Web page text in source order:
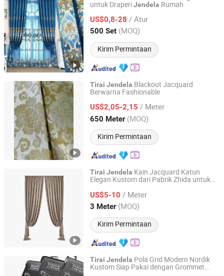
untuk DraperiJendela Rumah
US$0,8-28 / Atur
500 Set (MOQ)
Kirim Permintaan
Chengdu Molee Textile Co., Ltd.
Sichuan, China Harga mulai 2023
Tirai Jendela Blackout Jacquard
Berwarna Fashionable
US$2,05-2,15 / Meter
650 Meter (MOQ)
Kirim Permintaan
Shaoxing Honsam Textile Co., Ltd.
Zhejiang, China Harga mulai 2020
Tirai Jendela Kain Jacquard Katun
Elegan Kustom dari Pabrik Zhida untuk
US$5-10 / Meter
3 Meter (MOQ)
Kirim Permintaan
GUANGDONG ZHIDA FURNISHINGS INDUSTRIAL CO., LTD
Guangdong, China Harga mulai 2016
Tirai Jendela Pola Grid Modern Nordik
Kustom Siap Pakai dengan Grommet
Meiyi International Group Limited